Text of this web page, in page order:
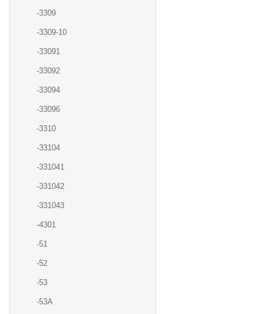
-3309
-3309-10
-33091
-33092
-33094
-33096
-3310
-33104
-331041
-331042
-331043
-4301
-51
-52
-53
-53А